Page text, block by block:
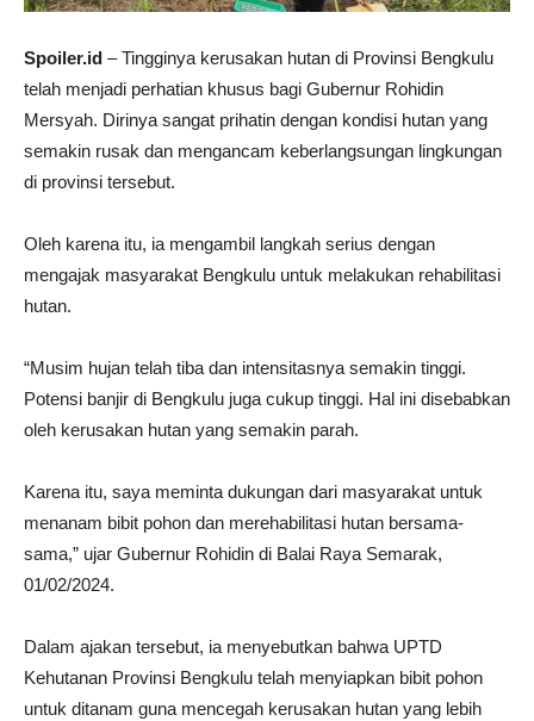
Spoiler.id – Tingginya kerusakan hutan di Provinsi Bengkulu
telah menjadi perhatian khusus bagi Gubernur Rohidin
Mersyah. Dirinya sangat prihatin dengan kondisi hutan yang
semakin rusak dan mengancam keberlangsungan lingkungan
di provinsi tersebut.
Oleh karena itu, ia mengambil langkah serius dengan
mengajak masyarakat Bengkulu untuk melakukan rehabilitasi
hutan.
“Musim hujan telah tiba dan intensitasnya semakin tinggi.
Potensi banjir di Bengkulu juga cukup tinggi. Hal ini disebabkan
oleh kerusakan hutan yang semakin parah.
Karena itu, saya meminta dukungan dari masyarakat untuk
menanam bibit pohon dan merehabilitasi hutan bersama-
sama,” ujar Gubernur Rohidin di Balai Raya Semarak,
01/02/2024.
Dalam ajakan tersebut, ia menyebutkan bahwa UPTD
Kehutanan Provinsi Bengkulu telah menyiapkan bibit pohon
untuk ditanam guna mencegah kerusakan hutan yang lebih